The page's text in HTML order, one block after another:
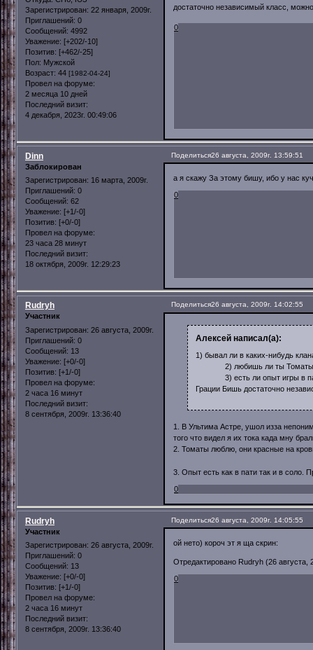
Зарегистрирован: 22 января, 2009г.
Приглашений: 0
Сообщений: 4992
Уважение: [+202/-10]
Позитив: [+462/-25]
Пол: Мужской
Возраст: 44 [1982-04-24]
Провел на форуме:
2 месяца 10 дней
Последний визит:
4 декабря, 2023г. 00:49:06
достаточно независимый класс,
0
Поделиться26 августа, 2009г. 13:59:51
Dinn
Заблокирован
Зарегистрирован: 16 марта, 2009г.
Приглашений: 0
Сообщений: 62
Уважение: [+1/-0]
Позитив: [+0/-0]
Провел на форуме:
23 часа 28 минут
Последний визит:
18 октября, 2009г. 12:29:23
а я скажу За этому бишу, ибо у нас
0
Поделиться26 августа, 2009г. 14:02:55
Rudryh
Участник
Зарегистрирован: 26 августа, 2009г.
Приглашений: 0
Сообщений: 13
Уважение: [+0/-0]
Позитив: [+1/-0]
Провел на форуме:
2 часа 16 минут
Последний визит:
8 сентября, 2009г. 13:36:40
Алексей написал(а):
1) бывал ли в каких-нибудь
2) любишь ли ты Томаты,
3) есть ли опыт игры в пати,
Грации Бишь достаточно
1. В Ультима Астре, ушол изза
того что видел я их тока када мну
2. Томаты люблю, они красные на
3. Опыт есть как в пати так и в соло.
0
Поделиться26 августа, 2009г. 14:05:55
Rudryh
Участник
Зарегистрирован: 26 августа, 2009г.
Приглашений: 0
Сообщений: 13
Уважение: [+0/-0]
Позитив: [+1/-0]
Провел на форуме:
2 часа 16 минут
Последний визит:
8 сентября, 2009г. 13:36:40
ой нето) короч эт я ща скрин:
Отредактировано Rudryh (26 августа,
0